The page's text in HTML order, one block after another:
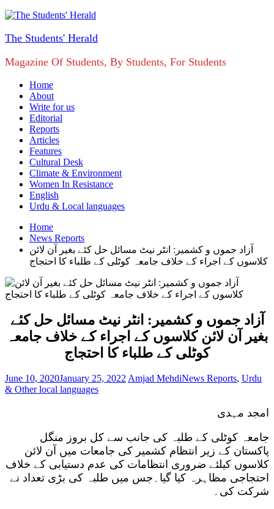
The Students' Herald
Magazine Of Students, By Students, For Students
Home
About
Write for us
Editorial
Reports
Articles
Features
Cultural Desk
Climate & Environment
Women In Resistance
English
Urdu & Local languages
Home
News Reports
آزاد جموں و کشمیر: انٹر نیٹ مسائل حل کئے بغیر آن لائن
کلاسوں کے اجراء کے خلاف جامعہ کوٹلی کے طلباء کا احتجاج
آزاد جموں و کشمیر: انٹر نیٹ مسائل حل کئے
بغیر آن لائن کلاسوں کے اجراء کے خلاف جامعہ
کوٹلی کے طلباء کا احتجاج
June 10, 2020January 25, 2022 Amjad MehdiNews Reports, Urdu
& Other local languages
امجد مہدی
جامعہ کوٹلی کے طلبہ کی جانب سے کل بروز منگل
پاکستان کے زیر انتظام کشمیر کی جامعات میں آن لائن
کلاسوں کیلئے ضروری انتظامات کی عدم دستیابی کے خلاف
احتجاجی مظاہرہ کیا گیا۔جس میں طلبہ کی بڑی تعداد نے
شرکت کی۔